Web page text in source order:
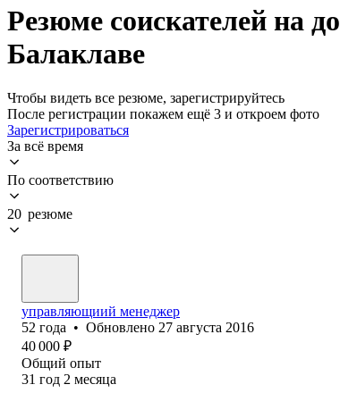
Резюме соискателей на
Балаклаве
Чтобы видеть все резюме, зарегистрируйтесь
После регистрации покажем ещё 3 и откроем фото
Зарегистрироваться
За всё время
По соответствию
20 резюме
управляющиий менеджер
52 года • Обновлено 27 августа 2016
40 000 ₽
Общий опыт
31 год 2 месяца